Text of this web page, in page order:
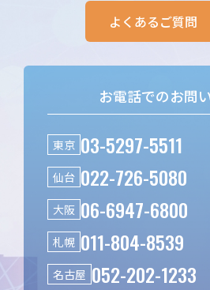
よくあるご質問
お電話でのお問
東京 03-5297-5511
仙台 022-726-5080
大阪 06-6947-6800
札幌 011-804-8539
名古屋 052-202-1233